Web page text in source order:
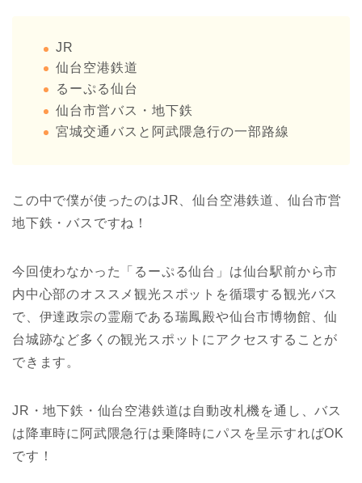
JR
仙台空港鉄道
るーぷる仙台
仙台市営バス・地下鉄
宮城交通バスと阿武隈急行の一部路線
この中で僕が使ったのはJR、仙台空港鉄道、仙台市営
地下鉄・バスですね！
今回使わなかった「るーぷる仙台」は仙台駅前から市
内中心部のオススメ観光スポットを循環する観光バス
で、伊達政宗の霊廟である瑞鳳殿や仙台市博物館、仙
台城跡など多くの観光スポットにアクセスすることが
できます。
JR・地下鉄・仙台空港鉄道は自動改札機を通し、バス
は降車時に阿武隈急行は乗降時にパスを呈示すればOK
です！